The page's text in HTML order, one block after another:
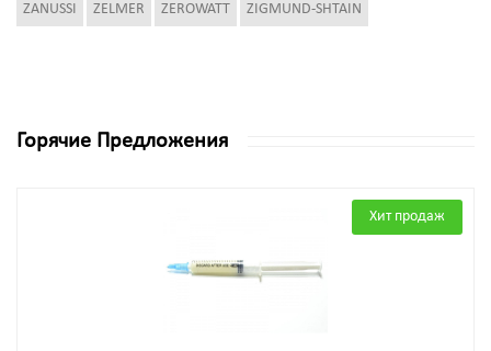
ZANUSSI ZELMER ZEROWATT ZIGMUND-SHTAIN
Горячие Предложения
Хит продаж